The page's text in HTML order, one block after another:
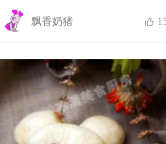
面找了一片树荫，把野餐布铺好，菜
摆出来吧。每一件都仔细的，酒也要
倒好。自己泡的桂花山楂酒，可香
啦！
飘香奶猪